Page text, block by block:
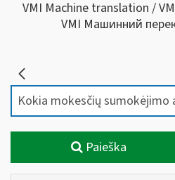
VMI Machine translation /
VMI Машинний
Paieška